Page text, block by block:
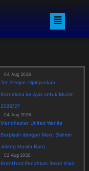
Menu
04 Aug 2026
Ter Stegen Dipinjamkan
Barcelona ke Ajax untuk Musim
2026/27
04 Aug 2026
Manchester United Wanita
Berpisah dengan Marc Skinner
Jelang Musim Baru
02 Aug 2026
Brentford Pecahkan Rekor Klub